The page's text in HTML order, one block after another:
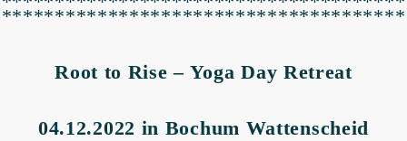
**************************************
Root to Rise – Yoga Day Retreat
04.12.2022 in Bochum Wattenscheid